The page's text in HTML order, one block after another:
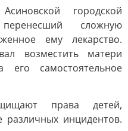
городской
сложную
ему лекарство.
возместить матери
его самостоятельное
права детей,
различных инцидентов.